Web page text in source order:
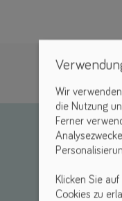
Wir
die Nutzung
Ferner
Klicken Sie
Cookies zu